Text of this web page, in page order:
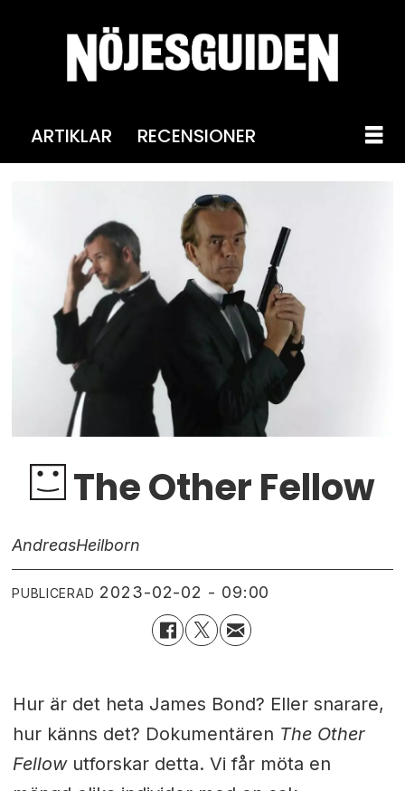
ARTIKLAR RECENSIONER
The Other Fellow
AndreasHeilborn
PUBLICERAD 2023-02-02 - 09:00
Hur är det heta James Bond? Eller snarare,
hur känns det? Dokumentären The Other
Fellow utforskar detta. Vi får möta en